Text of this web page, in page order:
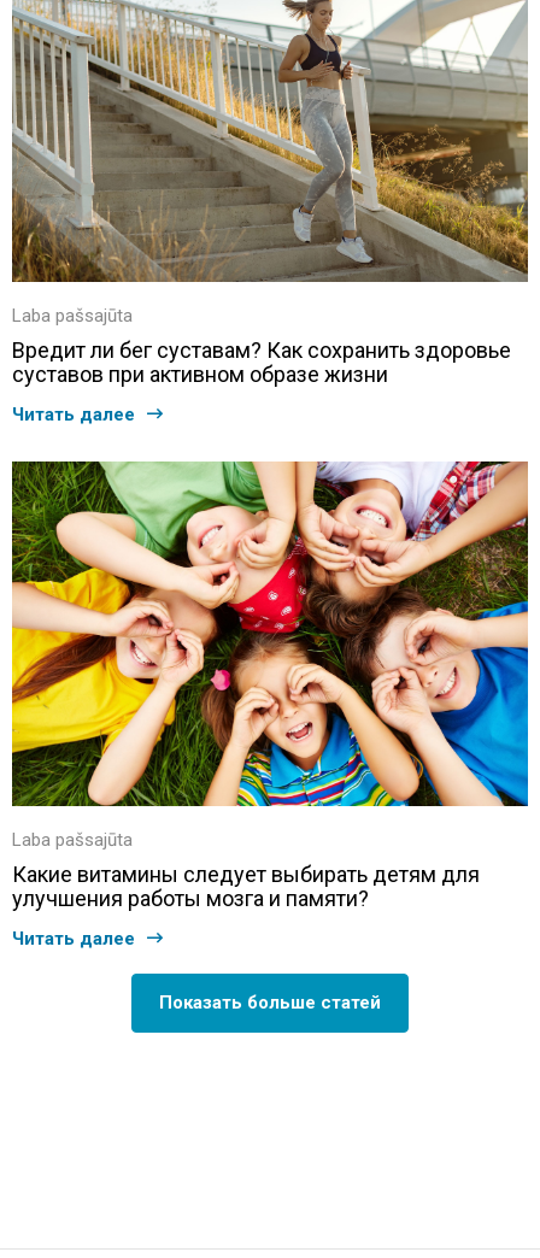
Laba pašsajūta
Вредит ли бег суставам? Как сохранить здоровье
суставов при активном образе жизни
Читать далее
Laba pašsajūta
Какие витамины следует выбирать детям для
улучшения работы мозга и памяти?
Читать далее
Показать больше статей